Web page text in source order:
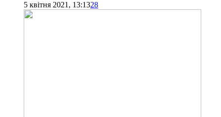
5 квітня 2021, 13:1328